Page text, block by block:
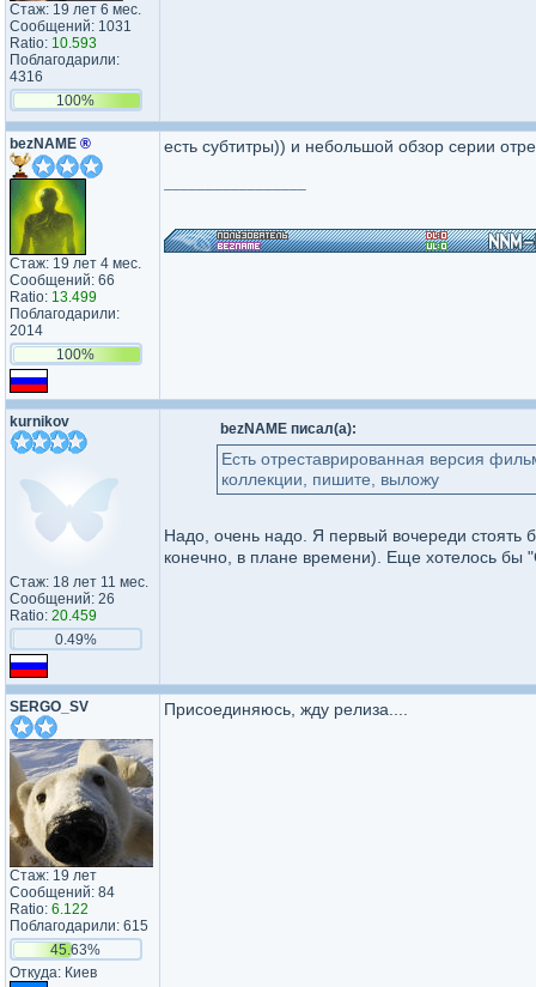
Стаж: 19 лет 6 мес.
Сообщений: 1031
Ratio: 10.593
Поблагодарили:
4316
100%
bezNAME ®
Стаж: 19 лет 4 мес.
Сообщений: 66
Ratio: 13.499
Поблагодарили:
2014
100%
есть субтитры)) и небольшой обзор серии
kurnikov
Стаж: 18 лет 11 мес.
Сообщений: 26
Ratio: 20.459
0.49%
bezNAME писал(а):
Есть отреставрированная версия
коллекции, пишите, выложу
Надо, очень надо. Я первый вочереди стоять
конечно, в плане времени). Еще хотелось бы
SERGO_SV
Стаж: 19 лет
Сообщений: 84
Ratio: 6.122
Поблагодарили: 615
45.63%
Откуда: Киев
Присоединяюсь, жду релиза....